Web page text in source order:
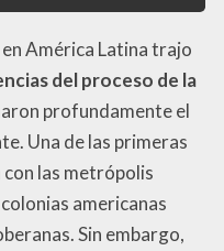
América Latina trajo
del proceso de la
profundamente el
Una de las primeras
las metrópolis
americanas
Sin embargo,